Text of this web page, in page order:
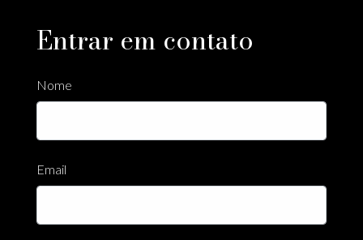
Entrar em contato
Nome
Email